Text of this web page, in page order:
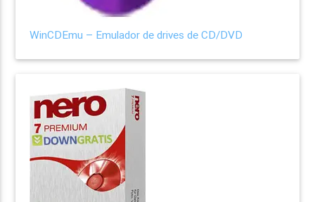
WinCDEmu – Emulador de drives de CD/DVD